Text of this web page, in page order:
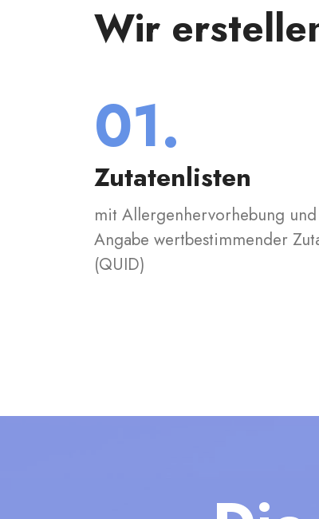
Wir
01.
Zutatenlisten
mit Allergenhervorhebung und
Angabe wertbestimmender
(QUID)